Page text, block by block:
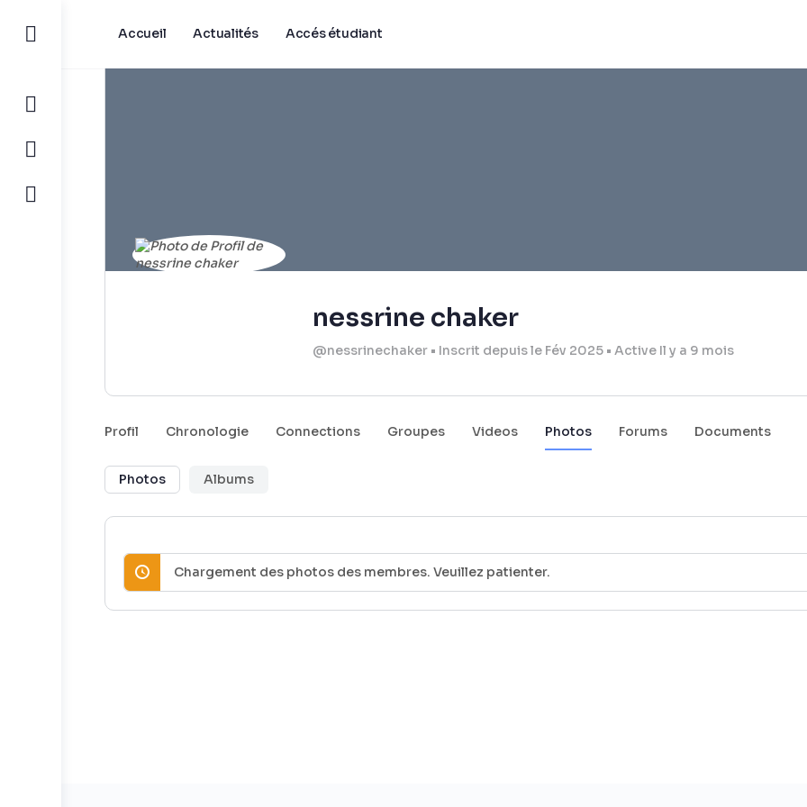
Accueil Actualités Accés étudiant
nessrine chaker
@nessrinechaker • Inscrit depuis le Fév 2025 • Active Il y a 9 mois
Profil Chronologie Connections Groupes Videos Photos Forums Documents
Photos Albums
Chargement des photos des membres. Veuillez patienter.